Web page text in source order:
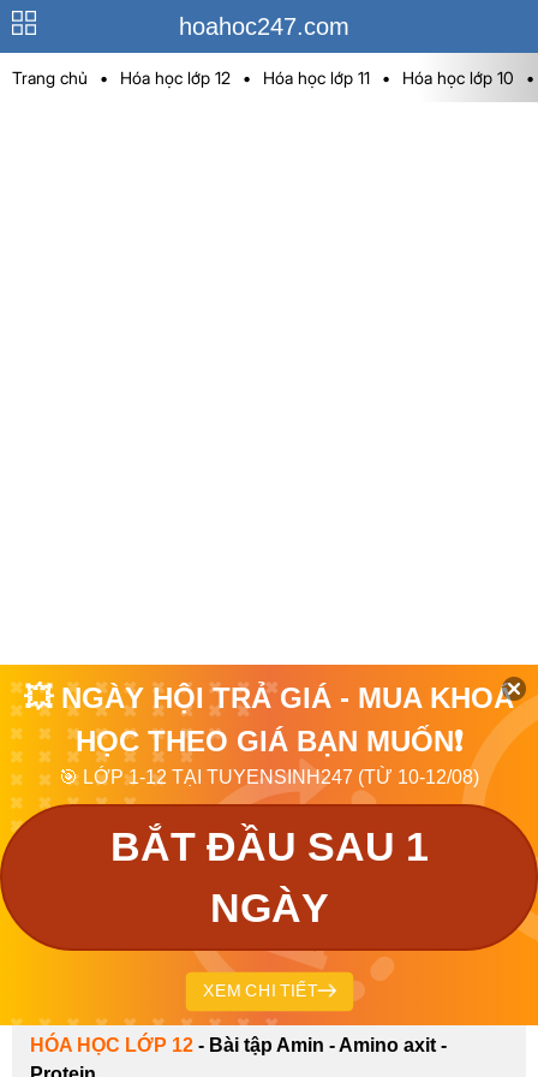
hoahoc247.com
Trang chủ • Hóa học lớp 12 • Hóa học lớp 11 • Hóa học lớp 10 •
💥 NGÀY HỘI TRẢ GIÁ - MUA KHOÁ
HỌC THEO GIÁ BẠN MUỐN❗
🎯 LỚP 1-12 TẠI TUYENSINH247 (TỪ 10-12/08)
BẮT ĐẦU SAU 1
NGÀY
XEM CHI TIẾT
HÓA HỌC LỚP 12 - Bài tập Amin - Amino axit -